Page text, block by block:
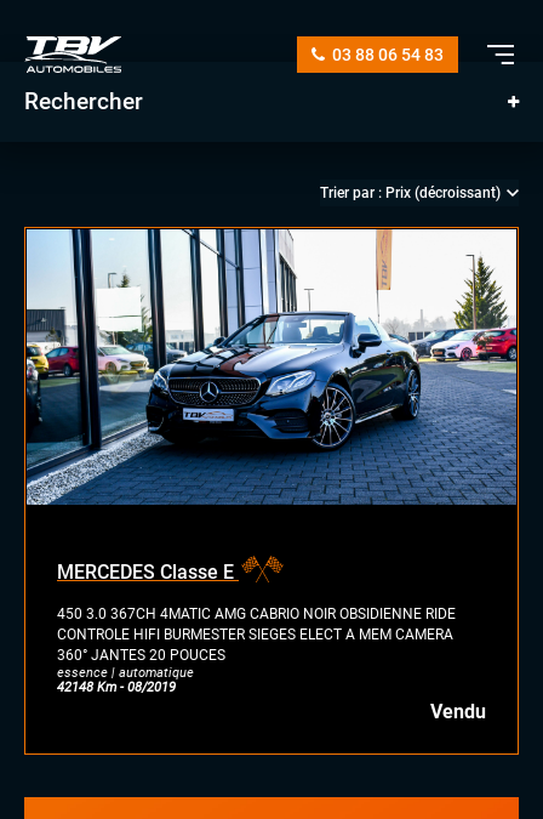
03 88 06 54 83
Rechercher
manuelle
automatique
diesel
électrique
GPL
autre
MERCEDES Classe E
450 3.0 367CH 4MATIC AMG CABRIO NOIR OBSIDIENNE RIDE
CONTROLE HIFI BURMESTER SIEGES ELECT A MEM CAMERA
360° JANTES 20 POUCES
essence | automatique
42148 Km - 08/2019
Vendu